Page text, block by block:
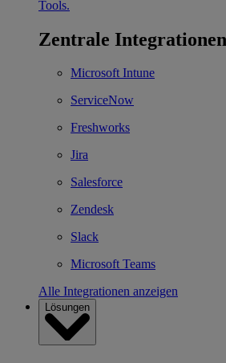
Tools.
Zentrale Integrationen
Microsoft Intune
ServiceNow
Freshworks
Jira
Salesforce
Zendesk
Slack
Microsoft Teams
Alle Integrationen anzeigen
Lösungen